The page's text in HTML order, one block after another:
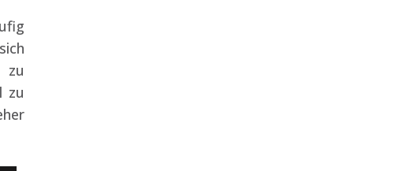
zu
zu